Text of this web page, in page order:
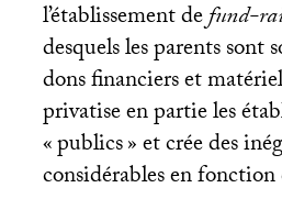
l’établissement defund-
desquels les parents sont
dons financiers et
privatise en partie les
«publics» et crée des
considérables en